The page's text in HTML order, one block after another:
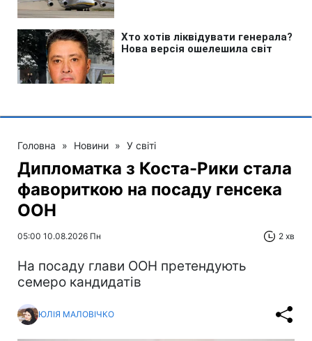
Головна » Новини » У світі
Дипломатка з Коста-Рики стала
фавориткою на посаду генсека
ООН
05:00 10.08.2026 Пн 2 хв
На посаду глави ООН претендують
семеро кандидатів
ЮЛІЯ МАЛОВІЧКО